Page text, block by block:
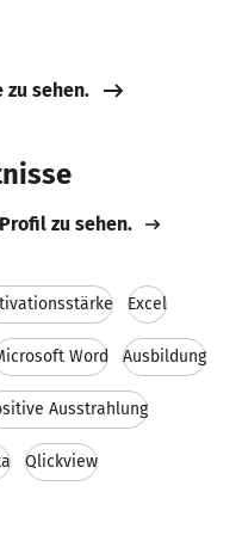
zu sehen.
zu sehen.
Excel
Word Ausbildung
Ausstrahlung
Qlickview